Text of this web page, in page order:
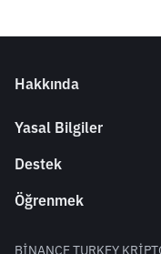
Hakkında
Yasal Bilgiler
Destek
Öğrenmek